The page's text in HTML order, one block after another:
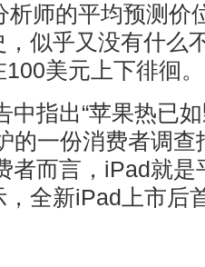
析师的平均预测价
似乎又没有什么
美元上下徘徊。
中指出“苹果热已
的一份消费者调
者而言，iPad就是
全新iPad上市后